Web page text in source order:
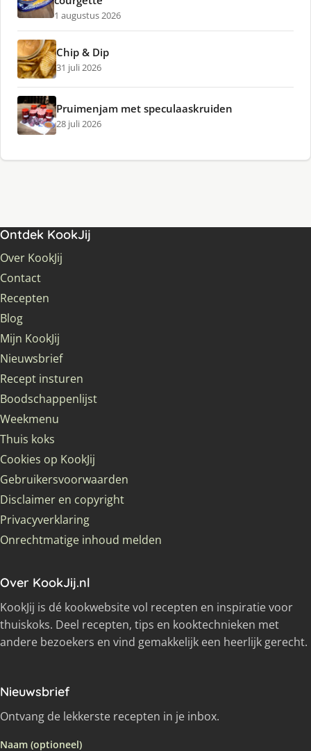
1 augustus 2026
Chip & Dip
31 juli 2026
Pruimenjam met speculaaskruiden
28 juli 2026
Ontdek KookJij
Over KookJij
Contact
Recepten
Blog
Mijn KookJij
Nieuwsbrief
Recept insturen
Boodschappenlijst
Weekmenu
Thuis koks
Cookies op KookJij
Gebruikersvoorwaarden
Disclaimer en copyright
Privacyverklaring
Onrechtmatige inhoud melden
Over KookJij.nl
KookJij is dé kookwebsite vol recepten en inspiratie voor
thuiskoks. Deel recepten, tips en kooktechnieken met
andere bezoekers en vind gemakkelijk een heerlijk gerecht.
Nieuwsbrief
Ontvang de lekkerste recepten in je inbox.
Naam (optioneel)